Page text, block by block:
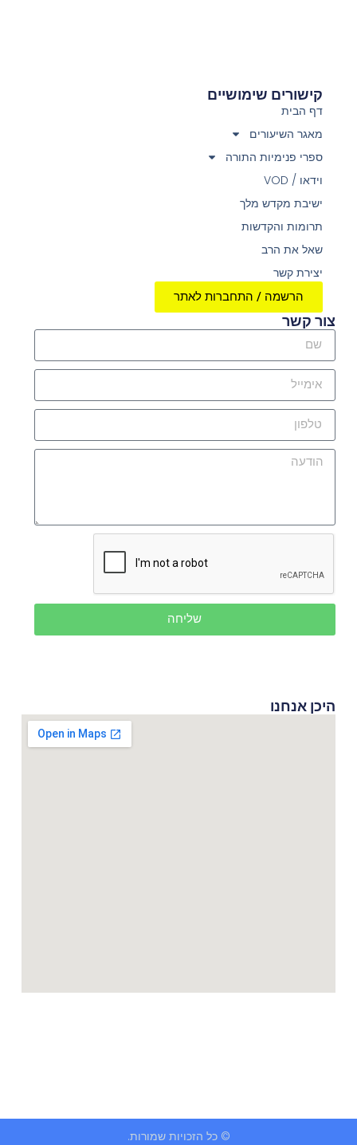
קישורים שימושיים
דף הבית
מאגר השיעורים
ספרי פנימיות התורה
וידאו / VOD
ישיבת מקדש מלך
תרומות והקדשות
שאל את הרב
יצירת קשר
הרשמה / התחברות לאתר
צור קשר
שליחה
היכן אנחנו
© כל הזכויות שמורות.